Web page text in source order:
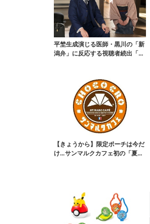
平埜生成演じる医師・黒川の「新
潟弁」に反応する視聴者続出「グ
【きょうから】限定ポーチは今だ
け…サンマルクカフェ初の「夏福